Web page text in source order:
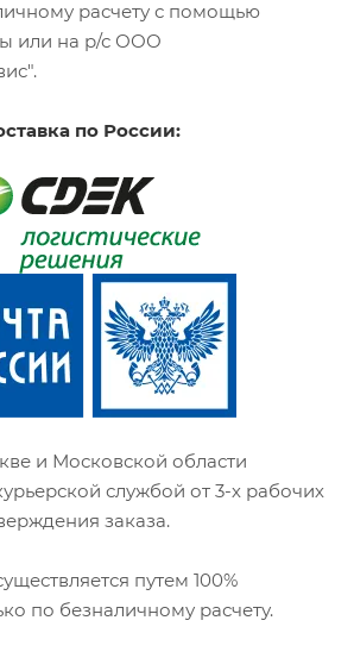
расчету с помощью
или на р/с ООО
по России:
и Московской области
службой от 3-х рабочих
заказа.
путем 100%
по безналичному расчету.